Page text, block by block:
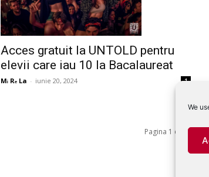
We
Acces gratuit la UNTOLD pentru
elevii care iau 10 la Bacalaureat
Mᵢ Rₑ La - iunie 20, 2024 1
Pagina 1 din 5